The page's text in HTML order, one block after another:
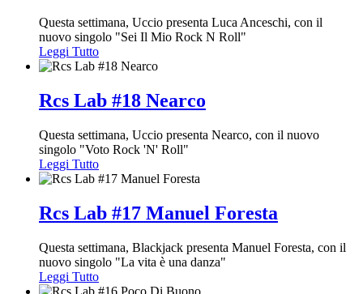
Questa settimana, Uccio presenta Luca Anceschi, con il
nuovo singolo "Sei Il Mio Rock N Roll"
Leggi Tutto
Rcs Lab #18 Nearco
Questa settimana, Uccio presenta Nearco, con il nuovo
singolo "Voto Rock 'N' Roll"
Leggi Tutto
Rcs Lab #17 Manuel Foresta
Questa settimana, Blackjack presenta Manuel Foresta, con il
nuovo singolo "La vita è una danza"
Leggi Tutto